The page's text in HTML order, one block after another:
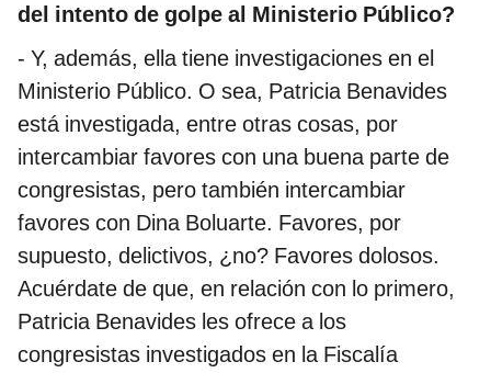
del intento de golpe al Ministerio Público?
- Y, además, ella tiene investigaciones en el
Ministerio Público. O sea, Patricia Benavides
está investigada, entre otras cosas, por
intercambiar favores con una buena parte de
congresistas, pero también intercambiar
favores con Dina Boluarte. Favores, por
supuesto, delictivos, ¿no? Favores dolosos.
Acuérdate de que, en relación con lo primero,
Patricia Benavides les ofrece a los
congresistas investigados en la Fiscalía